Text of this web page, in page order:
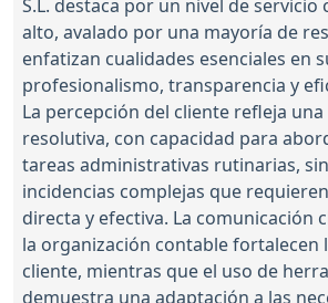
S.L. destaca por un nivel de
alto, avalado por una mayoría de
enfatizan cualidades esenciales en
profesionalismo, transparencia y
La percepción del cliente refleja
resolutiva, con capacidad para
tareas administrativas rutinarias,
incidencias complejas que
directa y efectiva. La comunicación
la organización contable fortalecen
cliente, mientras que el uso de
demuestra una adaptación a las